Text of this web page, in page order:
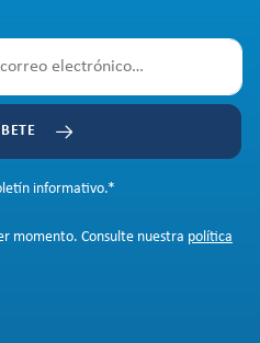
informativo.*
momento. Consulte nuestra política